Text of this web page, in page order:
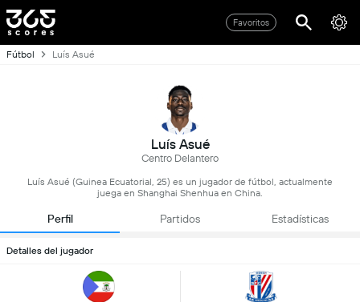
Favoritos
Fútbol Luís Asué
Luís Asué
Centro Delantero
Luís Asué (Guinea Ecuatorial, 25) es un jugador de fútbol, actualmente
juega en Shanghai Shenhua en China.
Perfil Partidos Estadísticas
Detalles del jugador